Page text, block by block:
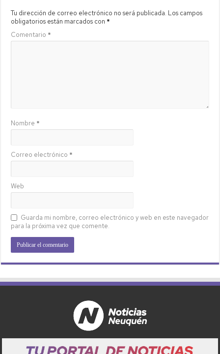
Tu dirección de correo electrónico no será publicada. Los campos
obligatorios están marcados con *
Comentario *
Nombre *
Correo electrónico *
Web
Guarda mi nombre, correo electrónico y web en este navegador
para la próxima vez que comente.